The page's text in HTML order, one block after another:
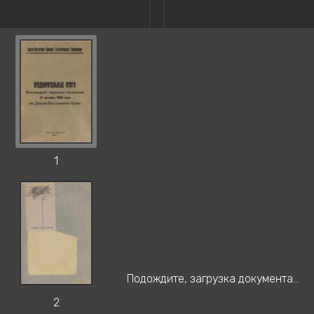
1
2
Подождите, загрузка документа...